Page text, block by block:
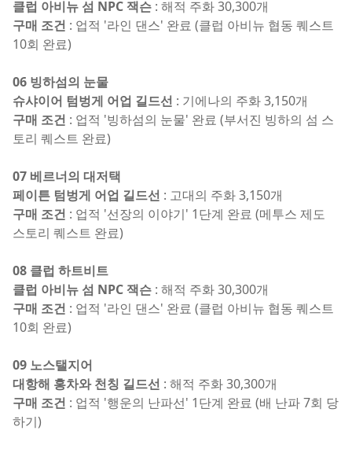
클럽 아비뉴 섬 NPC 잭슨 : 해적 주화 30,300개
구매 조건 : 업적 '라인 댄스' 완료 (클럽 아비뉴 협동 퀘스트
10회 완료)
06 빙하섬의 눈물
슈샤이어 텀벙게 어업 길드선 : 기에나의 주화 3,150개
구매 조건 : 업적 '빙하섬의 눈물' 완료 (부서진 빙하의 섬 스
토리 퀘스트 완료)
07 베르너의 대저택
페이튼 텀벙게 어업 길드선 : 고대의 주화 3,150개
구매 조건 : 업적 '선장의 이야기' 1단계 완료 (메투스 제도
스토리 퀘스트 완료)
08 클럽 하트비트
클럽 아비뉴 섬 NPC 잭슨 : 해적 주화 30,300개
구매 조건 : 업적 '라인 댄스' 완료 (클럽 아비뉴 협동 퀘스트
10회 완료)
09 노스탤지어
대항해 홍차와 천칭 길드선 : 해적 주화 30,300개
구매 조건 : 업적 '행운의 난파선' 1단계 완료 (배 난파 7회 당
하기)